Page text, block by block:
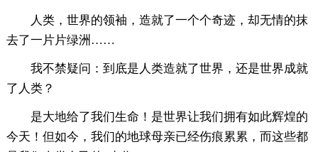
人类，世界的领袖，造就了一个个奇迹，却无情的抹
去了一片片绿洲……
我不禁疑问：到底是人类造就了世界，还是世界成就
了人类？
是大地给了我们生命！是世界让我们拥有如此辉煌的
今天！但如今，我们的地球母亲已经伤痕累累，而这些都